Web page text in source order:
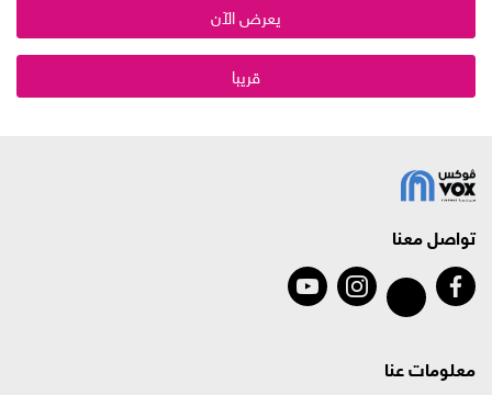
يعرض الآن
قريبا
تواصل معنا
معلومات عنا